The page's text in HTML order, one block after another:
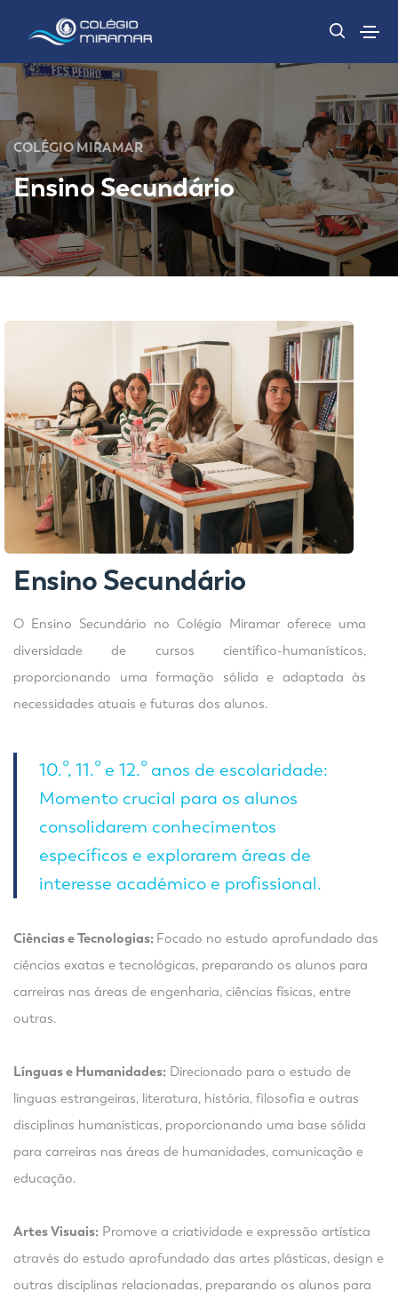
COLÉGIO MIRAMAR
Ensino Secundário
Ensino Secundário
O Ensino Secundário no Colégio Miramar oferece uma
diversidade de cursos científico-humanísticos,
proporcionando uma formação sólida e adaptada às
necessidades atuais e futuras dos alunos.
10.º, 11.º e 12.º anos de escolaridade:
Momento crucial para os alunos
consolidarem conhecimentos
específicos e explorarem áreas de
interesse académico e profissional.
Ciências e Tecnologias: Focado no estudo aprofundado das
ciências exatas e tecnológicas, preparando os alunos para
carreiras nas áreas de engenharia, ciências físicas, entre
outras.
Línguas e Humanidades: Direcionado para o estudo de
línguas estrangeiras, literatura, história, filosofia e outras
disciplinas humanísticas, proporcionando uma base sólida
para carreiras nas áreas de humanidades, comunicação e
educação.
Artes Visuais: Promove a criatividade e expressão artística
através do estudo aprofundado das artes plásticas, design e
outras disciplinas relacionadas, preparando os alunos para